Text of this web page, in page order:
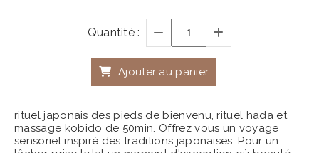
Quantité :
Ajouter au panier
rituel japonais des pieds de bienvenu, rituel hada et
massage kobido de 50min. Offrez vous un voyage
sensoriel inspiré des traditions japonaises. Pour un